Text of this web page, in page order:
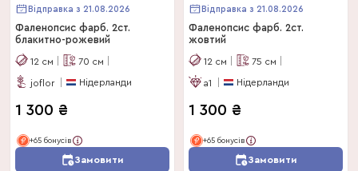
Відправка з 21.08.2026
Фаленопсис фарб. 2ст.
блакитно-рожевий
12 см 70 см
joflor Нідерланди
1 300 ₴
+65 бонусів
Замовити
Відправка з 21.08.2026
Фаленопсис фарб. 2ст.
жовтий
12 см 75 см
a1 Нідерланди
1 300 ₴
+65 бонусів
Замовити